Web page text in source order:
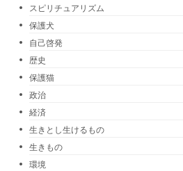
スピリチュアリズム
保護犬
自己啓発
歴史
保護猫
政治
経済
生きとし生けるもの
生きもの
環境